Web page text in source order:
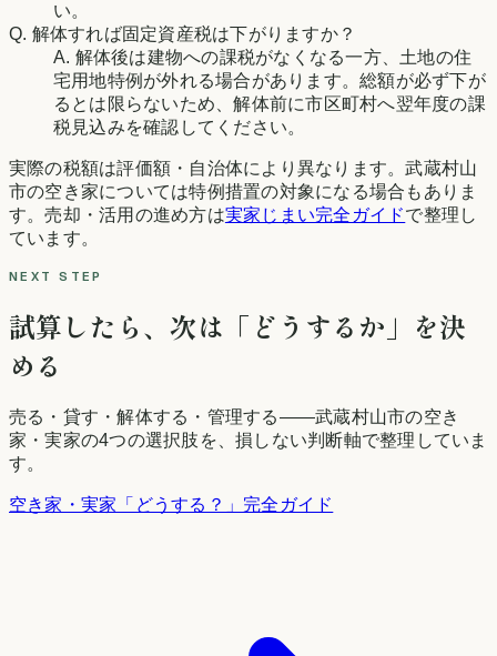
い。
Q. 解体すれば固定資産税は下がりますか？
A. 解体後は建物への課税がなくなる一方、土地の住
宅用地特例が外れる場合があります。総額が必ず下が
るとは限らないため、解体前に市区町村へ翌年度の課
税見込みを確認してください。
実際の税額は評価額・自治体により異なります。武蔵村山
市の空き家については特例措置の対象になる場合もありま
す。売却・活用の進め方は実家じまい完全ガイドで整理し
ています。
NEXT STEP
試算したら、次は「どうするか」を決
める
売る・貸す・解体する・管理する——武蔵村山市の空き
家・実家の4つの選択肢を、損しない判断軸で整理していま
す。
空き家・実家「どうする？」完全ガイド